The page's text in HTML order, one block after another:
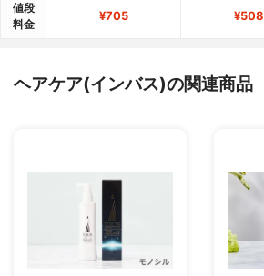
値段
料金
¥705 ¥508
ヘアケア(インバス)の関連商品